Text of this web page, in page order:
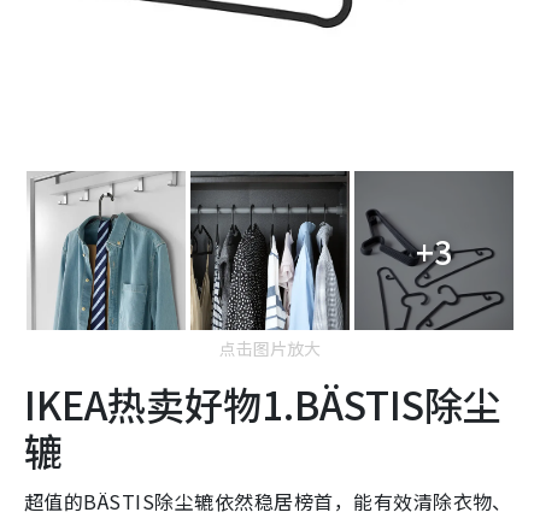
+3
点击图片放大
IKEA热卖好物1.BÄSTIS除尘
辘
超值的BÄSTIS除尘辘依然稳居榜首，能有效清除衣物、